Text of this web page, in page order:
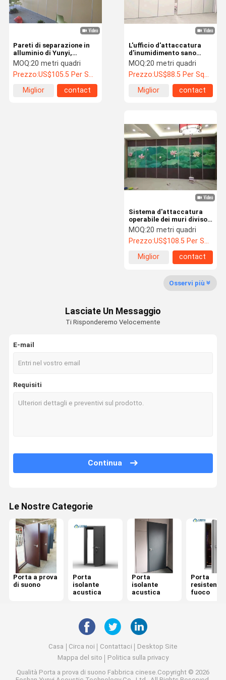
Casi
Porta a prova di suono
Porta isolante acustica
Porta resistente al fuoco
Porta a prova di fuoco
divisorio d'attaccatura
Telefono insonorizzato
Contenitore per riunioni di ufficio
Parete divisoria in vetro per ufficio
L'ufficio d'attaccatura
d'inumidimento sano
divide il peso leggero per
il banchetto Corridoio
MOQ:20 metri quadri
Prezzo:US$88.5 Per Square Meter
Miglior
contact
Pareti di separazione in
alluminio di Yunyi,
partizione in legno aperta
per la sala.
MOQ:20 metri quadri
Prezzo:US$105.5 Per Square Meter
Miglior
contact
Sistema d'attaccatura
operabile dei muri divisori
con completamente
ritrattabile
MOQ:20 metri quadri
Prezzo:US$108.5 Per Square Meter
Miglior
contact
Osservi più
Lasciate Un Messaggio
Ti Risponderemo Velocemente
E-mail
Requisiti
Continua
Le Nostre Categorie
Porta a prova
di suono
Porta
isolante
acustica
Porta
isolante
acustica
Porta
resistente
fuoco
Casa Circa noi Contattaci
Desktop Site
Mappa del sito
Politica sulla privacy
Qualità Porta a prova di suono Fabbrica cinese.Copyright © 2026